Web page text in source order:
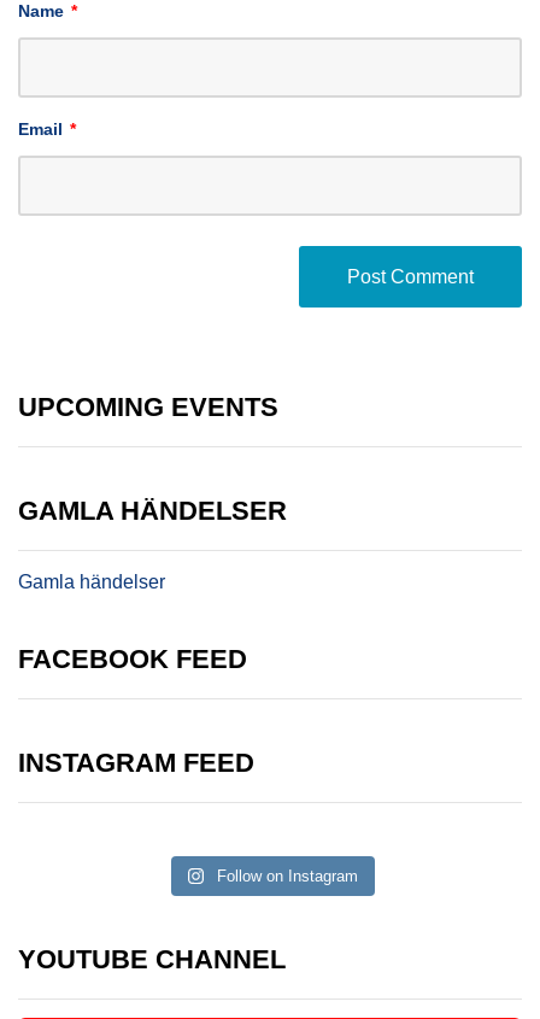
Name *
Email *
UPCOMING EVENTS
GAMLA HÄNDELSER
Gamla händelser
FACEBOOK FEED
INSTAGRAM FEED
Follow on Instagram
YOUTUBE CHANNEL